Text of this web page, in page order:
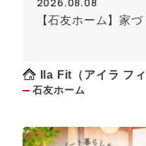
【石友ホーム】家
Ila Fit（アイラ フィ
石友ホーム